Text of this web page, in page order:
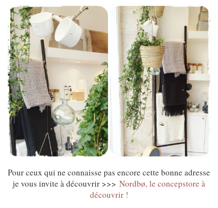
Pour ceux qui ne connaisse pas encore cette bonne adresse
je vous invite à découvrir >>> Nordbø, le concepstore à
découvrir !